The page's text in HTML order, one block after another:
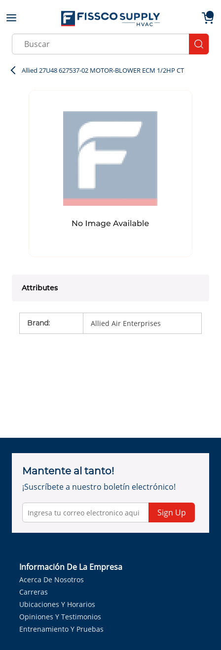
Skip to main content
Site Search
Allied 27U48 627537-02 MOTOR-BLOWER ECM 1/2HP CT
Attributes
Brand: Allied Air Enterprises
Mantente al tanto!
¡Suscríbete a nuestro boletín electrónico!
Sign Up
Información De La Empresa
Acerca De Nosotros
Carreras
Ubicaciones Y Horarios
Opiniones Y Testimonios
Entrenamiento Y Pruebas